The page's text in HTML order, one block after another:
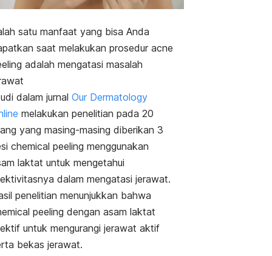
satu manfaat yang bisa Anda
saat melakukan prosedur acne
adalah mengatasi masalah
dalam jurnal Our Dermatology
melakukan penelitian pada 20
yang masing-masing diberikan 3
chemical peeling menggunakan
laktat untuk mengetahui
dalam mengatasi jerawat.
penelitian menunjukkan bahwa
peeling dengan asam laktat
untuk mengurangi jerawat aktif
bekas jerawat.